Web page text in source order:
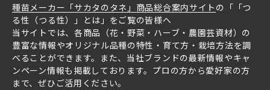
種苗メーカー「サカタのタネ」商品総合案内サイト の「「つ
る性（つる性）」とは」をご覧の皆様へ
当サイトでは、各商品（花・野菜・ハーブ・農園芸資材）の
豊富な情報やオリジナル品種の特性・育て方・栽培方法を調
べることができます。また、当社ブランドの最新情報やキャ
ンペーン情報も掲載しております。プロの方から愛好家の方
まで、ぜひご活用ください。